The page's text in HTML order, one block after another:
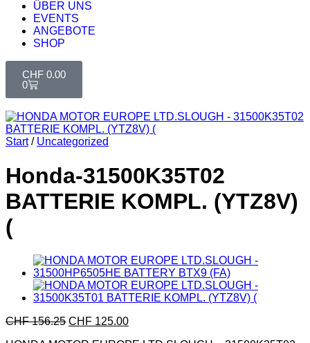
ÜBER UNS
EVENTS
ANGEBOTE
SHOP
CHF 0.00
0
Start / Uncategorized
Honda-31500K35T02
BATTERIE KOMPL. (YTZ8V)
(
CHF156.25 CHF 125.00